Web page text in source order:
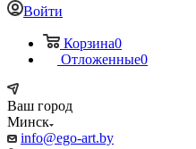
Войти
Корзина0
Отложенные0
Ваш город
Минск
info@ego-art.by